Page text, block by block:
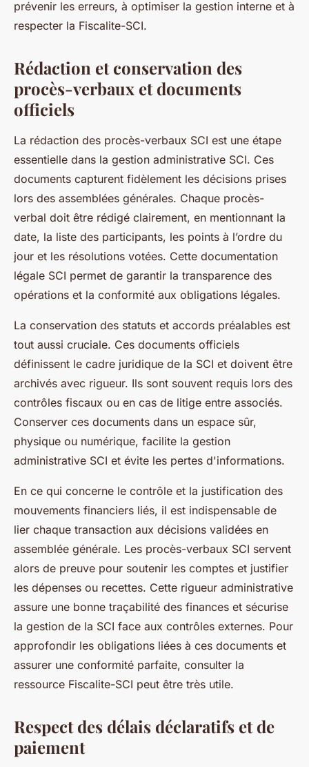
prévenir les erreurs, à optimiser la gestion interne et à
respecter la Fiscalite-SCI.
Rédaction et conservation des
procès-verbaux et documents
officiels
La rédaction des procès-verbaux SCI est une étape
essentielle dans la gestion administrative SCI. Ces
documents capturent fidèlement les décisions prises
lors des assemblées générales. Chaque procès-
verbal doit être rédigé clairement, en mentionnant la
date, la liste des participants, les points à l’ordre du
jour et les résolutions votées. Cette documentation
légale SCI permet de garantir la transparence des
opérations et la conformité aux obligations légales.
La conservation des statuts et accords préalables est
tout aussi cruciale. Ces documents officiels
définissent le cadre juridique de la SCI et doivent être
archivés avec rigueur. Ils sont souvent requis lors des
contrôles fiscaux ou en cas de litige entre associés.
Conserver ces documents dans un espace sûr,
physique ou numérique, facilite la gestion
administrative SCI et évite les pertes d'informations.
En ce qui concerne le contrôle et la justification des
mouvements financiers liés, il est indispensable de
lier chaque transaction aux décisions validées en
assemblée générale. Les procès-verbaux SCI servent
alors de preuve pour soutenir les comptes et justifier
les dépenses ou recettes. Cette rigueur administrative
assure une bonne traçabilité des finances et sécurise
la gestion de la SCI face aux contrôles externes. Pour
approfondir les obligations liées à ces documents et
assurer une conformité parfaite, consulter la
ressource Fiscalite-SCI peut être très utile.
Respect des délais déclaratifs et de
paiement